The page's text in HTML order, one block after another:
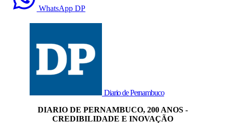
WhatsApp DP
Diario de Pernambuco
DIARIO DE PERNAMBUCO, 200 ANOS -
CREDIBILIDADE E INOVAÇÃO